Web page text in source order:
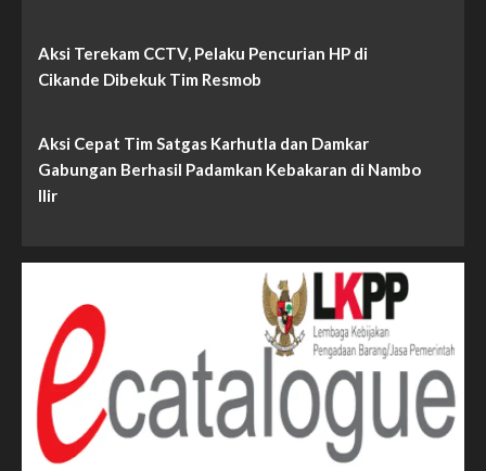
Aksi Terekam CCTV, Pelaku Pencurian HP di
Cikande Dibekuk Tim Resmob
Aksi Cepat Tim Satgas Karhutla dan Damkar
Gabungan Berhasil Padamkan Kebakaran di Nambo
Ilir